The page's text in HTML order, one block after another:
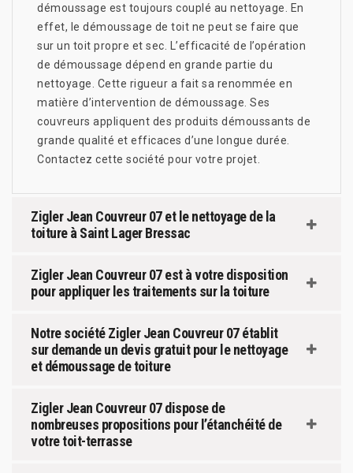
démoussage est toujours couplé au nettoyage. En
effet, le démoussage de toit ne peut se faire que
sur un toit propre et sec. L’efficacité de l’opération
de démoussage dépend en grande partie du
nettoyage. Cette rigueur a fait sa renommée en
matière d’intervention de démoussage. Ses
couvreurs appliquent des produits démoussants de
grande qualité et efficaces d’une longue durée.
Contactez cette société pour votre projet.
Zigler Jean Couvreur 07 et le nettoyage de la
toiture à Saint Lager Bressac
Zigler Jean Couvreur 07 est à votre disposition
pour appliquer les traitements sur la toiture
Notre société Zigler Jean Couvreur 07 établit
sur demande un devis gratuit pour le nettoyage
et démoussage de toiture
Zigler Jean Couvreur 07 dispose de
nombreuses propositions pour l’étanchéité de
votre toit-terrasse